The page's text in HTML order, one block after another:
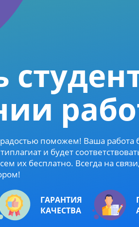
поможем! Ваша работа
и будет
их бесплатно. Всегда на
ГАРАНТИЯ
КАЧЕСТВА